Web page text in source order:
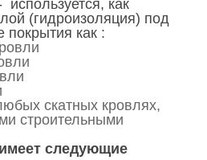
как
(гидроизоляция) под
покрытия как :
скатных кровлях,
строительными
следующие